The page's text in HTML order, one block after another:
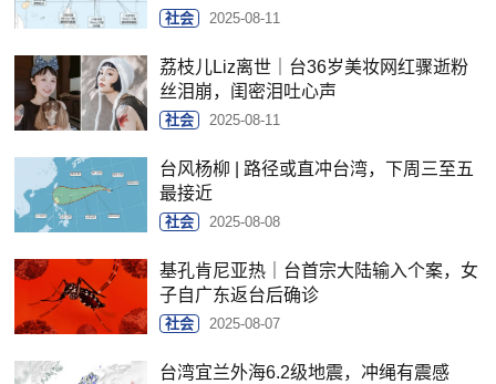
社会 2025-08-11
荔枝儿Liz离世｜台36岁美妆网红骤逝粉
丝泪崩，闺密泪吐心声
社会 2025-08-11
台风杨柳 | 路径或直冲台湾，下周三至五
最接近
社会 2025-08-08
基孔肯尼亚热｜台首宗大陆输入个案，女
子自广东返台后确诊
社会 2025-08-07
台湾宜兰外海6.2级地震，冲绳有震感